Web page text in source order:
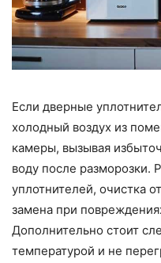
Если дверные
холодный воздух из
камеры, вызывая
воду после разморозки.
уплотнителей, очистка
замена при
Дополнительно стоит
температурой и не